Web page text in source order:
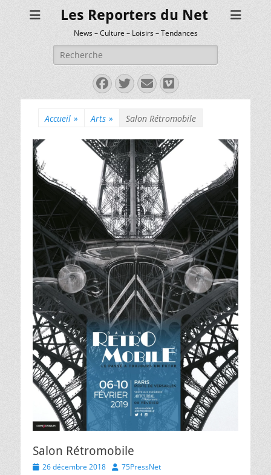
Les Reporters du Net
News – Culture – Loisirs – Tendances
Rechercher :
Facebook
Twitter
E-
mail
Vimeo
Accueil » Arts » Salon Rétromobile
Salon Rétromobile
Posted
26 décembre 2018 Author
75PressNet